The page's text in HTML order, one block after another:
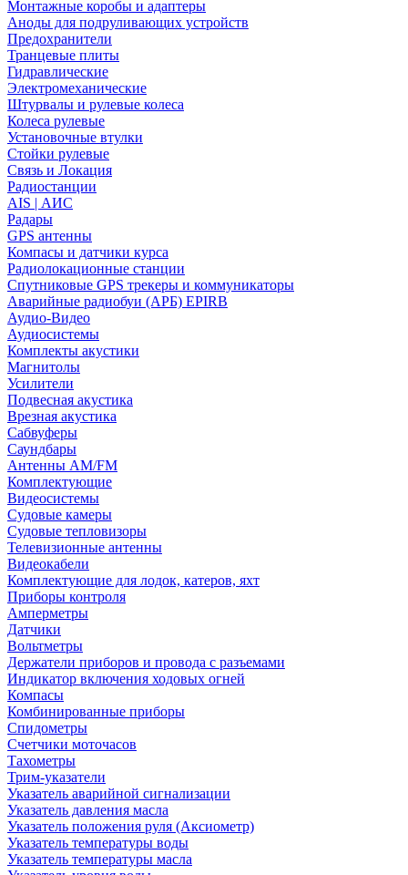
Монтажные коробы и адаптеры
Аноды для подруливающих устройств
Предохранители
Транцевые плиты
Гидравлические
Электромеханические
Штурвалы и рулевые колеса
Колеса рулевые
Установочные втулки
Стойки рулевые
Связь и Локация
Радиостанции
AIS | АИС
Радары
GPS антенны
Компасы и датчики курса
Радиолокационные станции
Спутниковые GPS трекеры и коммуникаторы
Аварийные радиобуи (АРБ) EPIRB
Аудио-Видео
Аудиосистемы
Комплекты акустики
Магнитолы
Усилители
Подвесная акустика
Врезная акустика
Сабвуферы
Саундбары
Антенны AM/FM
Комплектующие
Видеосистемы
Судовые камеры
Cудовые тепловизоры
Телевизионные антенны
Видеокабели
Комплектующие для лодок, катеров, яхт
Приборы контроля
Амперметры
Датчики
Вольтметры
Держатели приборов и провода с разъемами
Индикатор включения ходовых огней
Компасы
Комбинированные приборы
Спидометры
Счетчики моточасов
Тахометры
Трим-указатели
Указатель аварийной сигнализации
Указатель давления масла
Указатель положения руля (Аксиометр)
Указатель температуры воды
Указатель температуры масла